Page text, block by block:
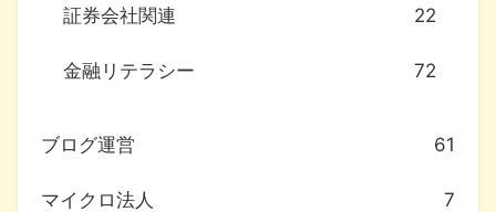
証券会社関連 22
金融リテラシー 72
ブログ運営 61
マイクロ法人 7